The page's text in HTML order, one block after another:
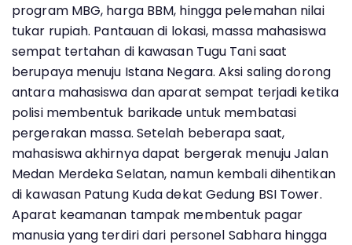
program MBG, harga BBM, hingga pelemahan nilai
tukar rupiah. Pantauan di lokasi, massa mahasiswa
sempat tertahan di kawasan Tugu Tani saat
berupaya menuju Istana Negara. Aksi saling dorong
antara mahasiswa dan aparat sempat terjadi ketika
polisi membentuk barikade untuk membatasi
pergerakan massa. Setelah beberapa saat,
mahasiswa akhirnya dapat bergerak menuju Jalan
Medan Merdeka Selatan, namun kembali dihentikan
di kawasan Patung Kuda dekat Gedung BSI Tower.
Aparat keamanan tampak membentuk pagar
manusia yang terdiri dari personel Sabhara hingga